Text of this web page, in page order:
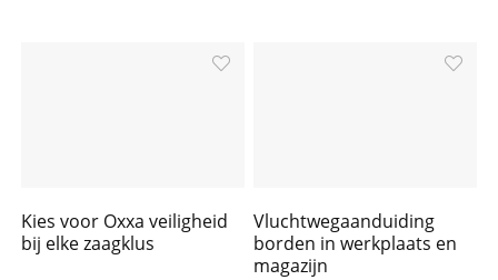
Kies voor Oxxa veiligheid
bij elke zaagklus
Vluchtwegaanduiding
borden in werkplaats en
magazijn